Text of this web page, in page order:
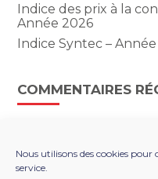
Nous utilisons des cookies
service.
Indice des prix à la
Année 2026
Indice Syntec –
COMMENTAIRES